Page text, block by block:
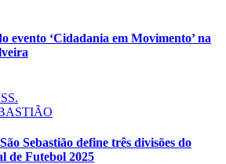
evento ‘Cidadania em Movimento’ na
Sebastião define três divisões do
de Futebol 2025